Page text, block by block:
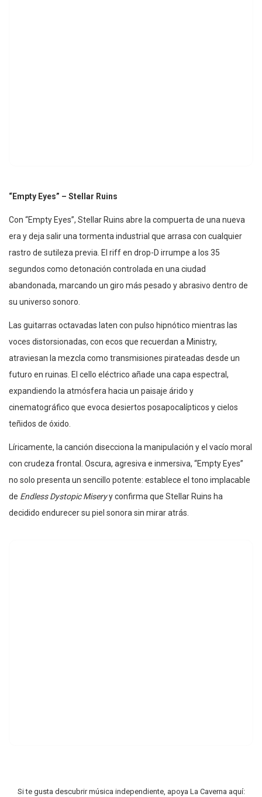
“Empty Eyes” – Stellar Ruins
Con “Empty Eyes”, Stellar Ruins abre la compuerta de una nueva
era y deja salir una tormenta industrial que arrasa con cualquier
rastro de sutileza previa. El riff en drop-D irrumpe a los 35
segundos como detonación controlada en una ciudad
abandonada, marcando un giro más pesado y abrasivo dentro de
su universo sonoro.
Las guitarras octavadas laten con pulso hipnótico mientras las
voces distorsionadas, con ecos que recuerdan a Ministry,
atraviesan la mezcla como transmisiones pirateadas desde un
futuro en ruinas. El cello eléctrico añade una capa espectral,
expandiendo la atmósfera hacia un paisaje árido y
cinematográfico que evoca desiertos posapocalípticos y cielos
teñidos de óxido.
Líricamente, la canción disecciona la manipulación y el vacío moral
con crudeza frontal. Oscura, agresiva e inmersiva, “Empty Eyes”
no solo presenta un sencillo potente: establece el tono implacable
de Endless Dystopic Miseryy confirma que Stellar Ruins ha
decidido endurecer su piel sonora sin mirar atrás.
Si te gusta descubrir música independiente, apoya La Caverna aquí: